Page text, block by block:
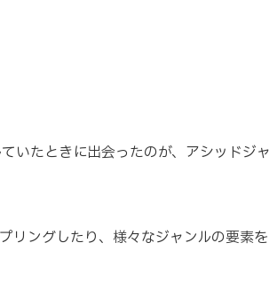
いたときに出会ったのが、アシッドジャ
リングしたり、様々なジャンルの要素を